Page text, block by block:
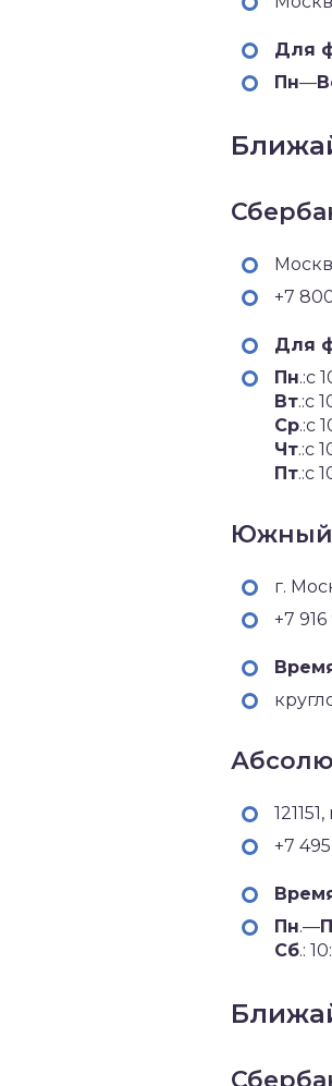
Для
Пн—
+7
Для
Пн.:с
Вт.:с
Ср.:с
Чт.:с
Пт.:с
Южный
г.
+7
+7
Пн.—
Сб.: